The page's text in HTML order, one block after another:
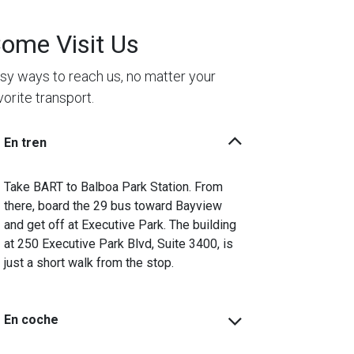
Visit Us
ways to reach us, no matter your
transport.
En tren
Take BART to Balboa Park Station. From
there, board the 29 bus toward Bayview
and get off at Executive Park. The building
at 250 Executive Park Blvd, Suite 3400, is
just a short walk from the stop.
En coche